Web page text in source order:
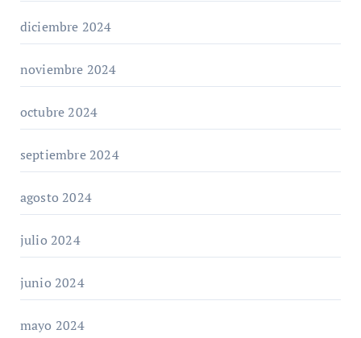
diciembre 2024
noviembre 2024
octubre 2024
septiembre 2024
agosto 2024
julio 2024
junio 2024
mayo 2024